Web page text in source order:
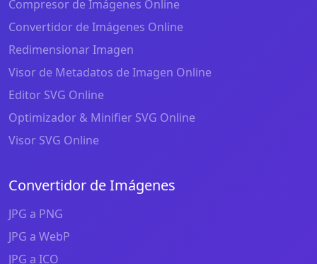
Compresor de Imágenes Online
Convertidor de Imágenes Online
Redimensionar Imagen
Visor de Metadatos de Imagen Online
Editor SVG Online
Optimizador & Minifier SVG Online
Visor SVG Online
Convertidor de Imágenes
JPG a PNG
JPG a WebP
JPG a ICO